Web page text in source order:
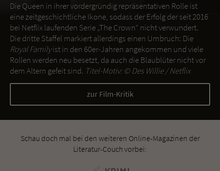
Die Queen in ihrer vordergründig repräsentativen Rolle ist
eine zeitgeschichtliche Ikone, sodass der Erfolg der seit 2016
bei Netflix laufenden Serie „The Crown“ nicht verwundert.
Die dritte Staffel markiert allerdings einen Umbruch: Die
Royal Familyist in den 60er-Jahren angekommen und viele
Rollen werden neu besetzt, da auch die Blaublüter nicht vor
dem Altern gefeit sind. Titel-Motiv: ©Des Willie / Netflix
zur Film-Kritik
Schau doch mal bei den weiteren Online-Magazinen der
Literatur-Couch vorbei: